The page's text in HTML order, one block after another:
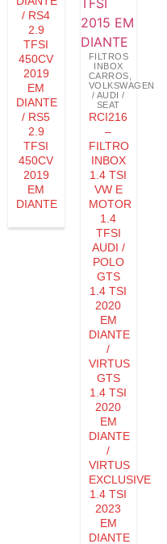
/ RS4
2.9
TFSI
450CV
2019
EM
DIANTE
/ RS5
2.9
TFSI
450CV
2019
EM
DIANTE
FILTROS
INBOX
CARROS
VOLKSWAGEN
/ AUDI /
SEAT
RCI216
–
FILTRO
INBOX
1.4 TSI
VW E
MOTOR
1.4
TFSI
AUDI /
POLO
GTS
1.4 TSI
2020
EM
DIANTE
/
VIRTUS
GTS
1.4 TSI
2020
EM
DIANTE
/
VIRTUS
EXCLUSIVE
1.4 TSI
2023
EM
DIANTE